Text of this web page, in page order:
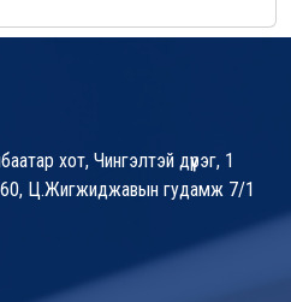
хот, Чингэлтэй дүүрэг, 1
Ц.Жигжиджавын гудамж 7/1